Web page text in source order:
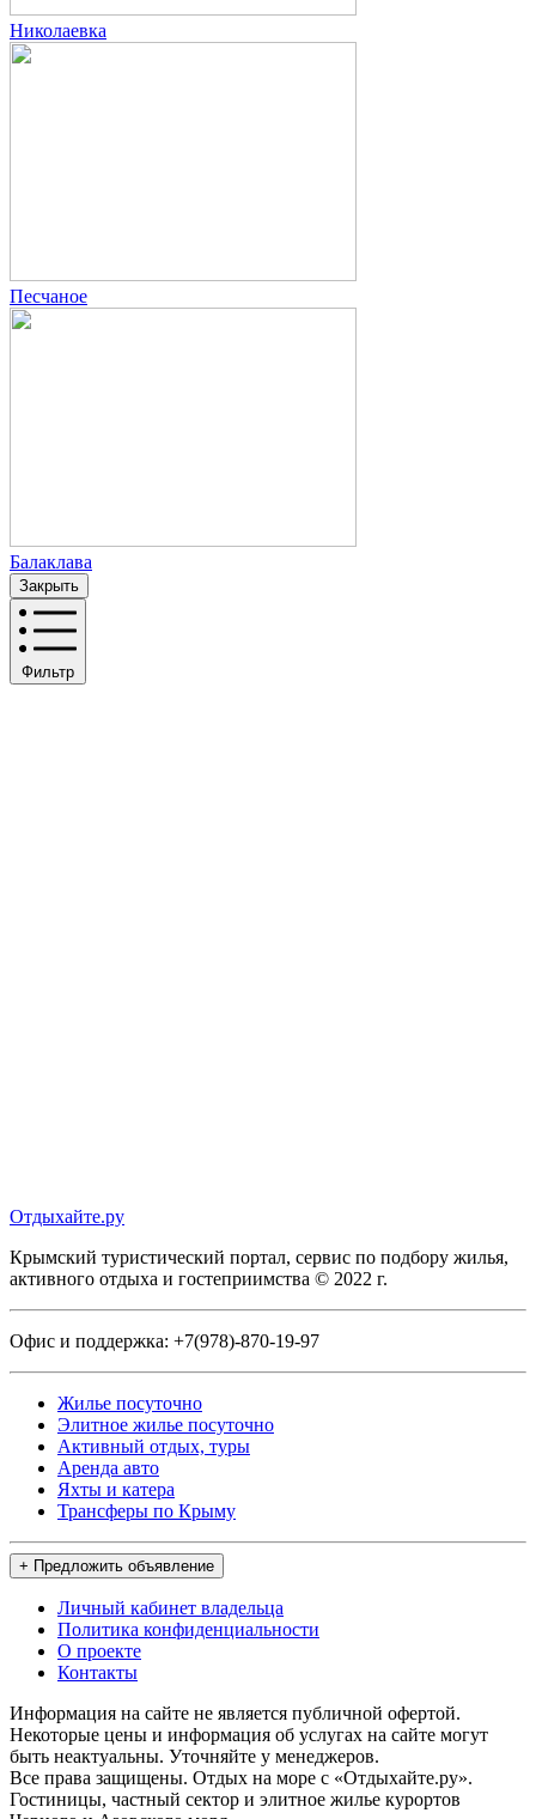
Николаевка
Песчаное
Балаклава
Закрыть
Фильтр
Отдыхайте.ру
Крымский туристический портал, сервис по подбору жилья,
активного отдыха и гостеприимства © 2022 г.
Офис и поддержка: +7(978)-870-19-97
Жилье посуточно
Элитное жилье посуточно
Активный отдых, туры
Аренда авто
Яхты и катера
Трансферы по Крыму
+ Предложить объявление
Личный кабинет владельца
Политика конфиденциальности
О проекте
Контакты
Информация на сайте не является публичной офертой.
Некоторые цены и информация об услугах на сайте могут
быть неактуальны. Уточняйте у менеджеров.
Все права защищены. Отдых на море с «Отдыхайте.ру».
Гостиницы, частный сектор и элитное жилье курортов